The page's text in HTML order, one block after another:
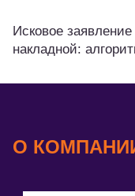
Исковое
накладной:
О